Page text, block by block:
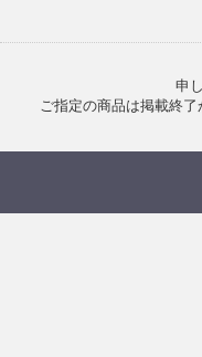
申
ご指定の商品は掲載終了